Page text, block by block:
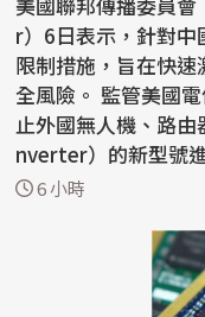
r）6日表示，針對中
限制措施，旨在快
全風險。 監管美國電信事務的FCC自去年12月起，已禁
止外國無人機、路
nverter）的新型號
給予豁免...
6 小時